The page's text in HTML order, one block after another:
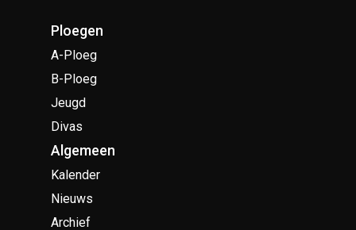
Ploegen
A-Ploeg
B-Ploeg
Jeugd
Divas
Algemeen
Kalender
Nieuws
Archief